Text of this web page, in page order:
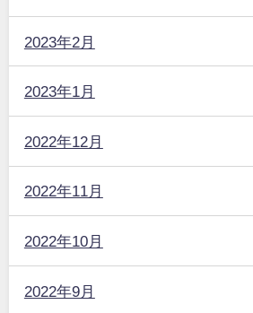
2023年2月
2023年1月
2022年12月
2022年11月
2022年10月
2022年9月